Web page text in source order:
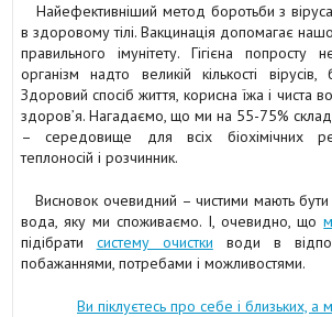
Найефективніший метод боротьби з
в здоровому тілі. Вакцинація допомагає
правильного імунітету. Гігієна
організм надто великій кількості вірусів,
Здоровий спосіб життя, корисна їжа і чиста
здоров’я. Нагадаємо, що ми на 55-75%
– середовище для всіх біохімічних
теплоносій і розчинник.
Висновок очевидний – чистими мають
вода, яку ми споживаємо. І, очевидно, що
підібрати систему очистки води в
побажаннями, потребами і можливостями.
Ви піклуєтесь про себе і близьких, а